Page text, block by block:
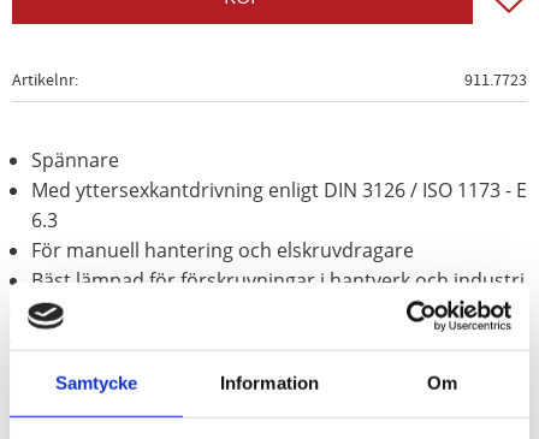
Samtycke Information Om
Artikelnr 911.7723
Spännare
Med yttersexkantdrivning enligt DIN 3126 / ISO 1173 - E
6.3
För manuell hantering och elskruvdragare
Bäst lämpad för förskruvningar i hantverk och industri
Förnicklad